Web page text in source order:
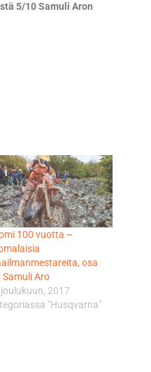
5/10 Samuli Aron
100 vuotta –
osa
Samuli Aro
2017
"Husqvarna"